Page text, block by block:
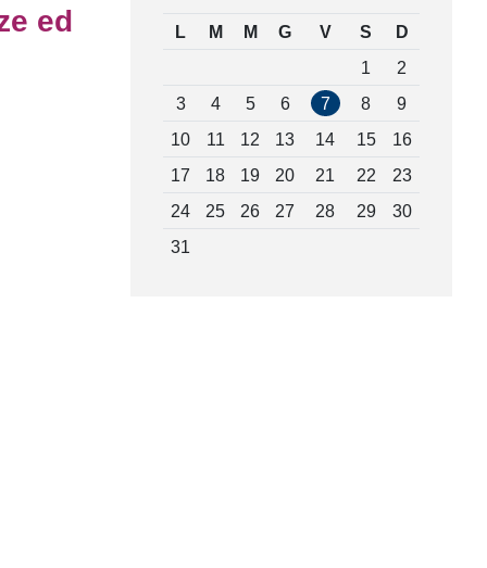
ed L M M G V S D
1
2
3
4 5 6 7 8
9
10
11 12 13 14 15
16
17
18 19 20 21 22
23
24
25 26 27 28 29
30
31